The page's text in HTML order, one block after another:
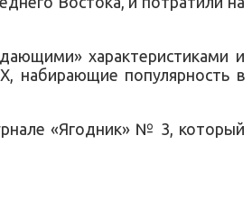
характеристиками и
набирающие популярность в
«Ягодник» № 3, который